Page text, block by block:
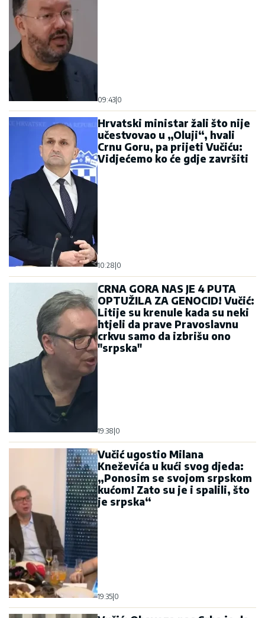
09:43|0
Hrvatski ministar žali što nije
učestvovao u „Oluji“, hvali
Crnu Goru, pa prijeti Vučiću:
Vidjećemo ko će gdje završiti
10:28|0
CRNA GORA NAS JE 4 PUTA
OPTUŽILA ZA GENOCID! Vučić:
Litije su krenule kada su neki
htjeli da prave Pravoslavnu
crkvu samo da izbrišu ono
"srpska"
19:38|0
Vučić ugostio Milana
Kneževića u kući svog djeda:
„Ponosim se svojom srpskom
kućom! Zato su je i spalili, što
je srpska“
19:35|0